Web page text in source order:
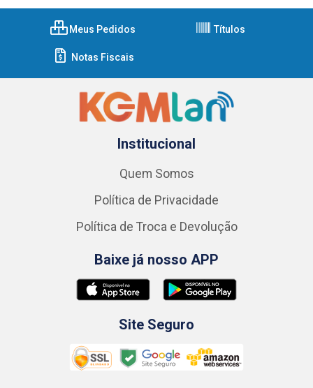
Meus Pedidos Títulos
Notas Fiscais
Institucional
Quem Somos
Política de Privacidade
Política de Troca e Devolução
Baixe já nosso APP
Site Seguro